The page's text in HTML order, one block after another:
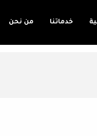
خدماتنا من نحن